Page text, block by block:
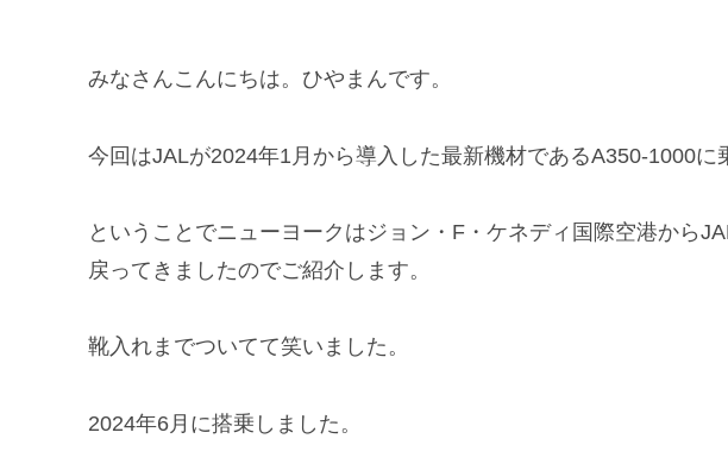
みなさんこんにちは。ひやまんです。
今回はJALが2024年1月から導入した最新機材であるA350-1000に
ということでニューヨークはジョン・F・ケネディ国際空港から
戻ってきましたのでご紹介します。
靴入れまでついてて笑いました。
2024年6月に搭乗しました。